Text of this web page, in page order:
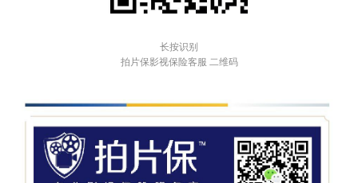
长按识别
拍片保影视保险客服 二维码